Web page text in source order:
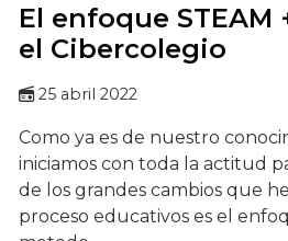
El enfoque STEAM
el Cibercolegio
25 abril 2022
Como ya es de nuestro
iniciamos con toda la actitud
de los grandes cambios que
proceso educativos es el